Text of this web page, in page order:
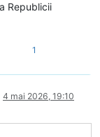
Republicii
1
4 mai 2026, 19:10